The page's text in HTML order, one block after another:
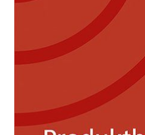
Anna Maria Stelzer
Softcover